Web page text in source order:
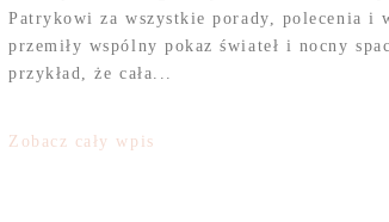
Patrykowi za wszystkie porady, polecenia i
przemiły wspólny pokaz świateł i nocny
przykład, że cała...
Zobacz cały wpis